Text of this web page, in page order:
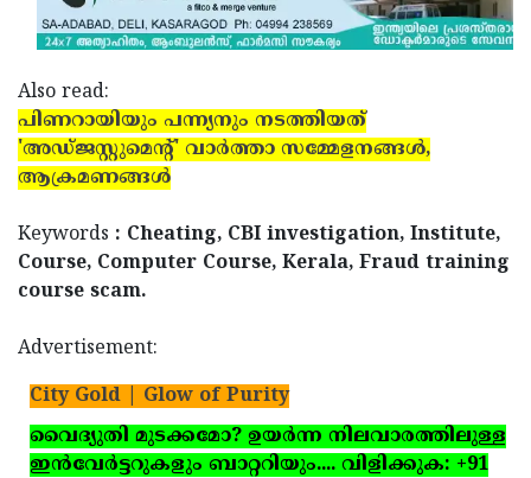
Also read:
പിണറായിയും പന്ന്യനും നടത്തിയത്
'അഡ്ജസ്റ്റുമെന്റ്' വാര്‍ത്താ സമ്മേളനങ്ങള്‍,
ആക്രമണങ്ങള്‍
Keywords : Cheating, CBI investigation, Institute,
Course, Computer Course, Kerala, Fraud training
course scam.
Advertisement:
City Gold | Glow of Purity
വൈദ്യുതി മുടക്കമോ? ഉയര്‍ന്ന നിലവാരത്തിലുള്ള
ഇന്‍വേര്‍ട്ടറുകളും ബാറ്ററിയും.... വിളിക്കുക: +91